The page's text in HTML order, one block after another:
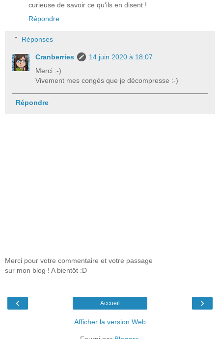
curieuse de savoir ce qu'ils en disent !
Répondre
Réponses
Cranberries
14 juin 2020 à 18:07
Merci :-)
Vivement mes congés que je décompresse :-)
Répondre
Merci pour votre commentaire et votre passage
sur mon blog ! A bientôt :D
‹ ›
Accueil
Afficher la version Web